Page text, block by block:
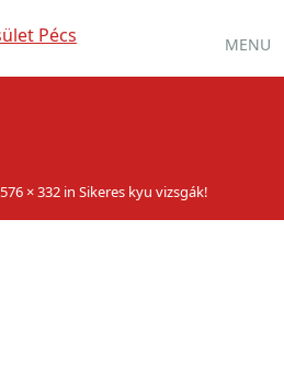
menu
MENU
576 × 332in Sikeres kyu vizsgák!